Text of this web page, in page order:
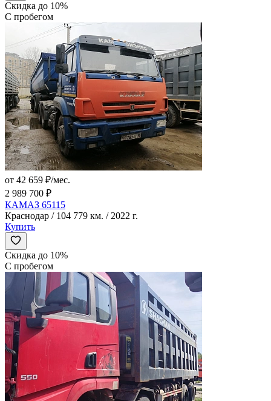
Скидка до 10%
С пробегом
от 42 659 ₽/мес.
2 989 700 ₽
КАМАЗ 65115
Краснодар / 104 779 км. / 2022 г.
Купить
Скидка до 10%
С пробегом